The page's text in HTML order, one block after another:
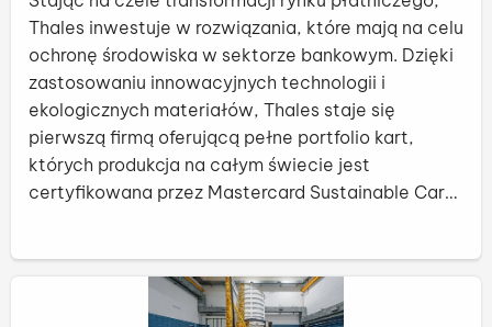
Thales inwestuje w rozwiązania, które mają na celu
ochronę środowiska w sektorze bankowym. Dzięki
zastosowaniu innowacyjnych technologii i
ekologicznych materiałów, Thales staje się
pierwszą firmą oferującą pełne portfolio kart,
których produkcja na całym świecie jest
certyfikowana przez Mastercard Sustainable Card